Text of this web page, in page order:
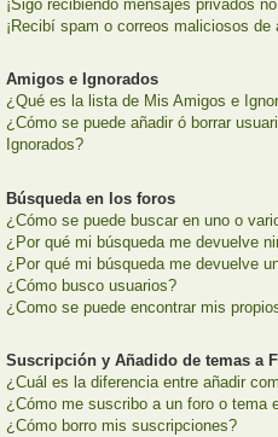
¡Sigo recibiendo mensajes privados
¡Recibí spam o correos maliciosos de
Amigos e Ignorados
¿Qué es la lista de Mis Amigos e
¿Cómo se puede añadir ó borrar
Ignorados?
Búsqueda en los foros
¿Cómo se puede buscar en uno o
¿Por qué mi búsqueda me devuelve
¿Por qué mi búsqueda me devuelve
¿Cómo busco usuarios?
¿Como se puede encontrar mis
Suscripción y Añadido de temas a
¿Cuál es la diferencia entre añadir
¿Cómo me suscribo a un foro o tema
¿Cómo borro mis suscripciones?